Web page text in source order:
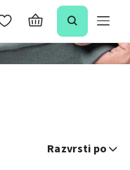
Razvrsti po